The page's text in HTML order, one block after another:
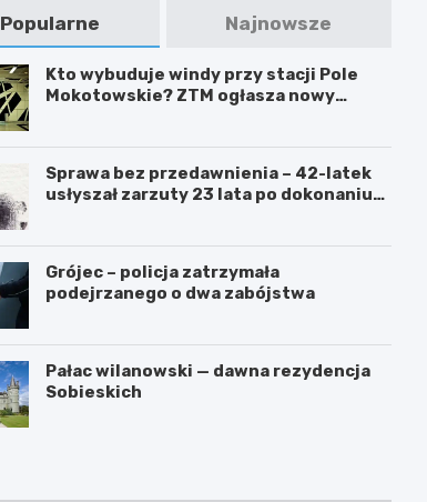
Popularne Najnowsze
Kto wybuduje windy przy stacji Pole
Mokotowskie? ZTM ogłasza nowy
Sprawa bez przedawnienia – 42-latek
usłyszał zarzuty 23 lata po dokonaniu
Grójec – policja zatrzymała
podejrzanego o dwa zabójstwa
Pałac wilanowski — dawna rezydencja
Sobieskich